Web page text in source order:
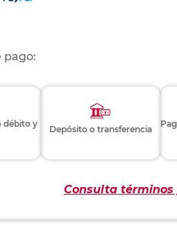
pago:
débito y
Depósito o transferencia
Consulta términos